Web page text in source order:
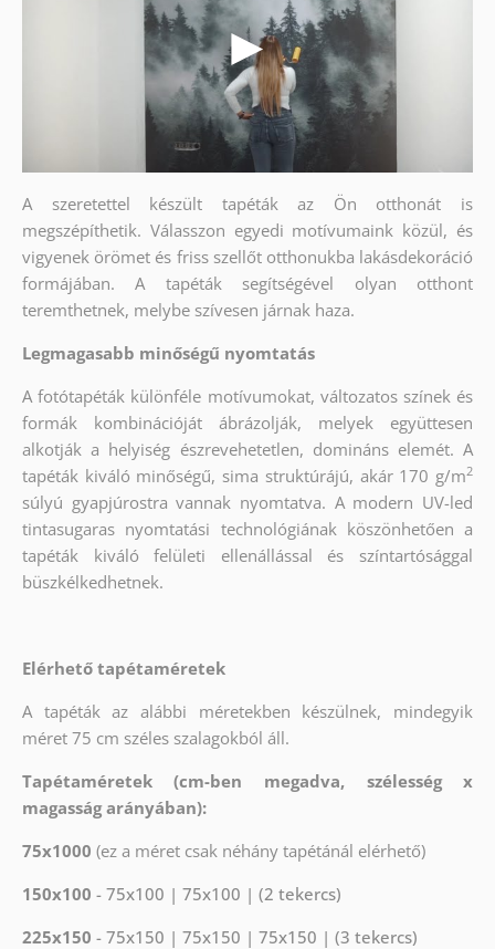
A szeretettel készült tapéták az Ön otthonát is
megszépíthetik. Válasszon egyedi motívumaink közül, és
vigyenek örömet és friss szellőt otthonukba lakásdekoráció
formájában. A tapéták segítségével olyan otthont
teremthetnek, melybe szívesen járnak haza.
Legmagasabb minőségű nyomtatás
A fotótapéták különféle motívumokat, változatos színek és
formák kombinációját ábrázolják, melyek együttesen
alkotják a helyiség észrevehetetlen, domináns elemét. A
tapéták kiváló minőségű, sima struktúrájú, akár 170 g/m2
súlyú gyapjúrostra vannak nyomtatva. A modern UV-led
tintasugaras nyomtatási technológiának köszönhetően a
tapéták kiváló felületi ellenállással és színtartósággal
büszkélkedhetnek.
Elérhető tapétaméretek
A tapéták az alábbi méretekben készülnek, mindegyik
méret 75 cm széles szalagokból áll.
Tapétaméretek (cm-ben megadva, szélesség x
magasság arányában):
75x1000 (ez a méret csak néhány tapétánál elérhető)
150x100 - 75x100 | 75x100 | (2 tekercs)
225x150 - 75x150 | 75x150 | 75x150 | (3 tekercs)